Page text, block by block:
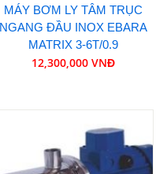
MÁY BƠM LY TÂM TRỤC
NGANG ĐẦU INOX EBARA
MATRIX 3-6T/0.9
12,300,000 VNĐ